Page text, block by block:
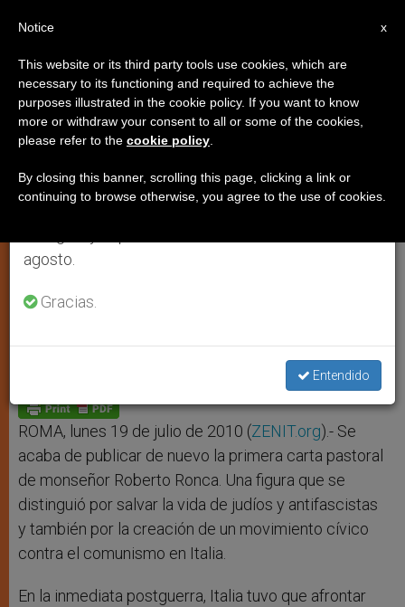
Salvó a judíos y antifascistas,
ayudó a derrotar al comunismo
Ronca
JULIO 19, 2010 00:00
a
p
p
s
g
e
r
c
o
k
i
r
a
ROMA, lunes 19 de julio de 2010 (ZENIT.org).- Se
acaba de publicar de nuevo la primera carta pastoral
de monseñor Roberto Ronca. Una figura que se
distinguió por salvar la vida de judíos y antifascistas
y también por la creación de un movimiento cívico
contra el comunismo en Italia.
En la inmediata postguerra, Italia tuvo que afrontar
×
Aviso importante
Del 27 de julio al 7 de agosto haremos la pausa
anual, aprovechando que en el periodo de verano
se generan menos informaciones y también el
agosto.
Gracias.
Entendido
x
Notice
This website or its third party tools use cookies, which are
necessary to its functioning and required to achieve the
purposes illustrated in the cookie policy. If you want to know
more or withdraw your consent to all or some of the cookies,
please refer to the cookie policy
By closing this banner, scrolling this page, clicking a link or
continuing to browse otherwise, you agree to the use of cookies.